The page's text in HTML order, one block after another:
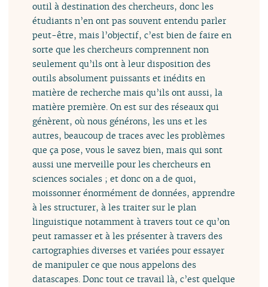
outil à destination des chercheurs, donc les
étudiants n’en ont pas souvent entendu parler
peut-être, mais l’objectif, c’est bien de faire en
sorte que les chercheurs comprennent non
seulement qu’ils ont à leur disposition des
outils absolument puissants et inédits en
matière de recherche mais qu’ils ont aussi, la
matière première. On est sur des réseaux qui
génèrent, où nous générons, les uns et les
autres, beaucoup de traces avec les problèmes
que ça pose, vous le savez bien, mais qui sont
aussi une merveille pour les chercheurs en
sciences sociales ; et donc on a de quoi,
moissonner énormément de données, apprendre
à les structurer, à les traiter sur le plan
linguistique notamment à travers tout ce qu’on
peut ramasser et à les présenter à travers des
cartographies diverses et variées pour essayer
de manipuler ce que nous appelons des
datascapes. Donc tout ce travail là, c’est quelque